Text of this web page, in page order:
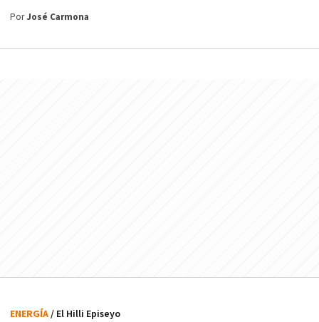
PorJosé Carmona
ENERGÍA/ El Hilli Episeyo